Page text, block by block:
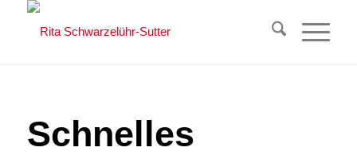
Schnelles